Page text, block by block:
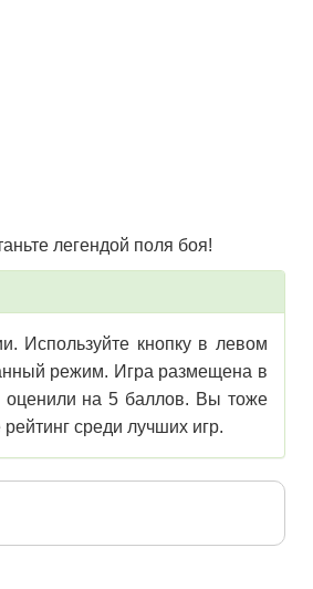
легендой поля боя!
Используйте кнопку в левом
режим. Игра размещена в
оценили на 5 баллов. Вы тоже
среди лучших игр.